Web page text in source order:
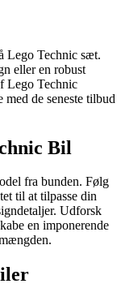
Lego Technic sæt.
eller en robust
Lego Technic
de seneste tilbud
Bil
fra bunden. Følg
til at tilpasse din
Udforsk
en imponerende